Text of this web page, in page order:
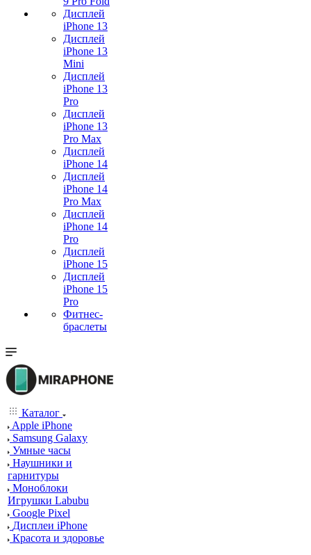
Дисплей
iPhone 13
Дисплей
iPhone 13
Mini
Дисплей
iPhone 13
Pro
Дисплей
iPhone 13
Pro Max
Дисплей
iPhone 14
Дисплей
iPhone 14
Pro Max
Дисплей
iPhone 14
Pro
Дисплей
iPhone 15
Дисплей
iPhone 15
Pro
Фитнес-
браслеты
Каталог
Apple iPhone
Samsung Galaxy
Умные часы
Наушники и
гарнитуры
Моноблоки
Игрушки Labubu
Google Pixel
Дисплеи iPhone
Красота и здоровье